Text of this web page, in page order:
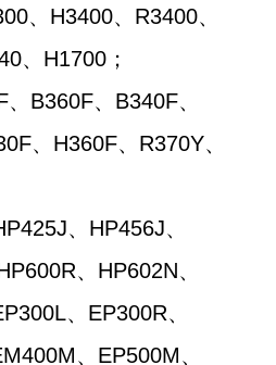
、H3400、R3400、
、H1700；
B360F、B340F、
、H360F、R370Y、
、HP456J、
、HP602N、
、EP300R、
、EP500M、